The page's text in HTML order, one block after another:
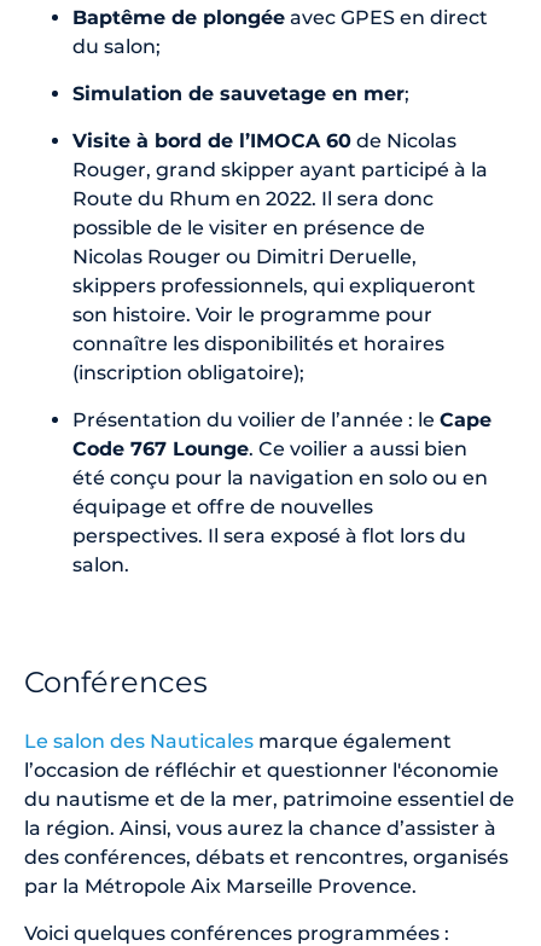
Baptême de plongée avec GPES en direct
du salon;
Simulation de sauvetage en mer;
Visite à bord de l’IMOCA 60 de Nicolas
Rouger, grand skipper ayant participé à la
Route du Rhum en 2022. Il sera donc
possible de le visiter en présence de
Nicolas Rouger ou Dimitri Deruelle,
skippers professionnels, qui expliqueront
son histoire. Voir le programme pour
connaître les disponibilités et horaires
(inscription obligatoire);
Présentation du voilier de l’année : le Cape
Code 767 Lounge. Ce voilier a aussi bien
été conçu pour la navigation en solo ou en
équipage et offre de nouvelles
perspectives. Il sera exposé à flot lors du
salon.
Conférences
Le salon des Nauticales marque également
l’occasion de réfléchir et questionner l'économie
du nautisme et de la mer, patrimoine essentiel de
la région. Ainsi, vous aurez la chance d’assister à
des conférences, débats et rencontres, organisés
par la Métropole Aix Marseille Provence.
Voici quelques conférences programmées :